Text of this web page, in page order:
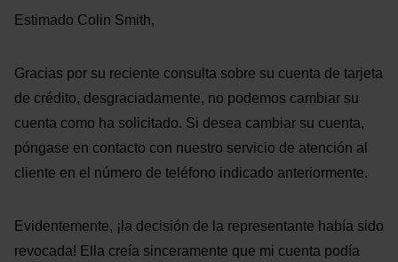
Estimado Colin Smith,
Gracias por su reciente consulta sobre su cuenta de tarjeta
de crédito, desgraciadamente, no podemos cambiar su
cuenta como ha solicitado. Si desea cambiar su cuenta,
póngase en contacto con nuestro servicio de atención al
cliente en el número de teléfono indicado anteriormente.
Evidentemente, ¡la decisión de la representante había sido
revocada! Ella creía sinceramente que mi cuenta podía